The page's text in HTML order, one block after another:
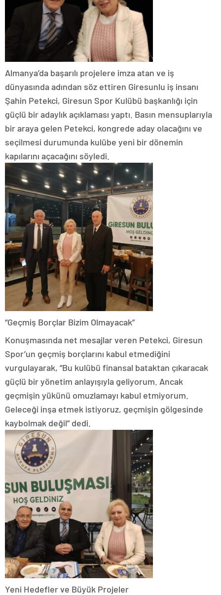
Almanya’da başarılı projelere imza atan ve iş
dünyasında adından söz ettiren Giresunlu iş insanı
Şahin Petekci, Giresun Spor Kulübü başkanlığı için
güçlü bir adaylık açıklaması yaptı. Basın mensuplarıyla
bir araya gelen Petekci, kongrede aday olacağını ve
seçilmesi durumunda kulübe yeni bir dönemin
kapılarını açacağını söyledi.
“Geçmiş Borçlar Bizim Olmayacak”
Konuşmasında net mesajlar veren Petekci, Giresun
Spor’un geçmiş borçlarını kabul etmediğini
vurgulayarak, “Bu kulübü finansal bataktan çıkaracak
güçlü bir yönetim anlayışıyla geliyorum. Ancak
geçmişin yükünü omuzlamayı kabul etmiyorum.
Geleceği inşa etmek istiyoruz, geçmişin gölgesinde
kaybolmak değil” dedi.
Yeni Hedefler ve Büyük Projeler